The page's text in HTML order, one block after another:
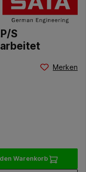
S
Merken
Warenkorb